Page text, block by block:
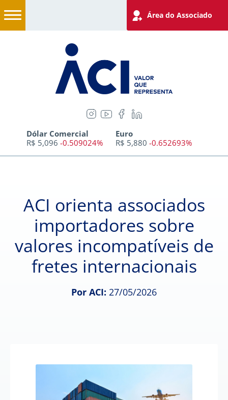
Área do Associado
Dólar Comercial
R$ 5,096 -0.509024%
Euro
R$ 5,880 -0.652693%
ACI orienta associados
importadores sobre
valores incompatíveis de
fretes internacionais
Por ACI: 27/05/2026